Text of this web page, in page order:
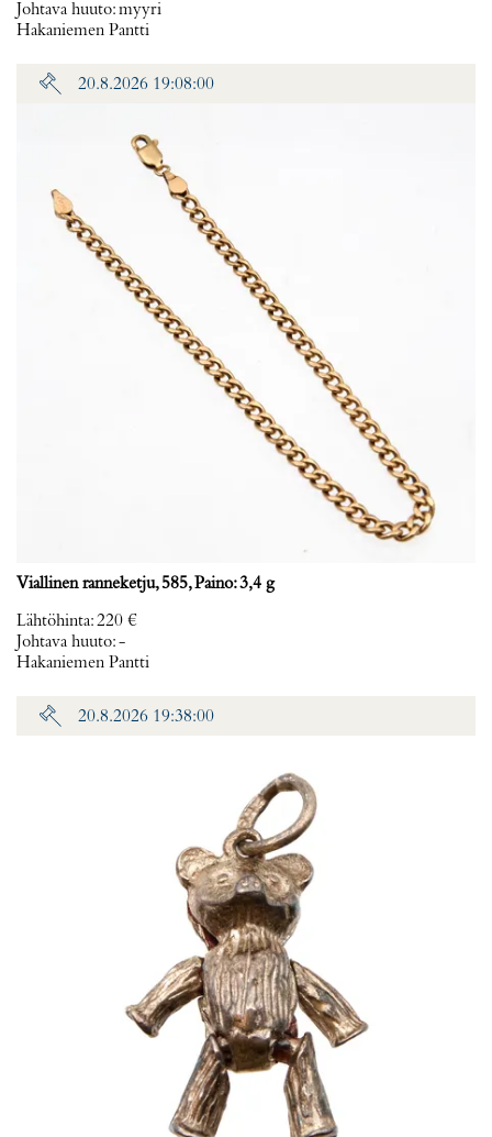
Johtava huuto:myyri
Hakaniemen Pantti
20.8.2026 19:08:00
Viallinen ranneketju, 585, Paino: 3,4 g
Lähtöhinta:220 €
Johtava huuto:-
Hakaniemen Pantti
20.8.2026 19:38:00